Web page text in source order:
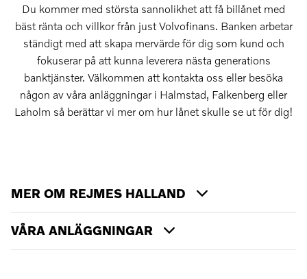
Du kommer med största sannolikhet att få billånet med
bäst ränta och villkor från just Volvofinans. Banken arbetar
ständigt med att skapa mervärde för dig som kund och
fokuserar på att kunna leverera nästa generations
banktjänster. Välkommen att kontakta oss eller besöka
någon av våra anläggningar i Halmstad, Falkenberg eller
Laholm så berättar vi mer om hur lånet skulle se ut för dig!
MER OM REJMES HALLAND
VÅRA ANLÄGGNINGAR